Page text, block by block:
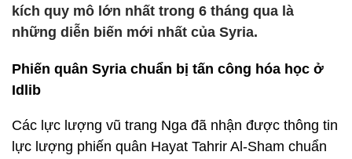
kích quy mô lớn nhất trong 6 tháng qua là
những diễn biến mới nhất của Syria.
Phiến quân Syria chuẩn bị tấn công hóa học ở
Idlib
Các lực lượng vũ trang Nga đã nhận được thông tin
lực lượng phiến quân Hayat Tahrir Al-Sham chuẩn